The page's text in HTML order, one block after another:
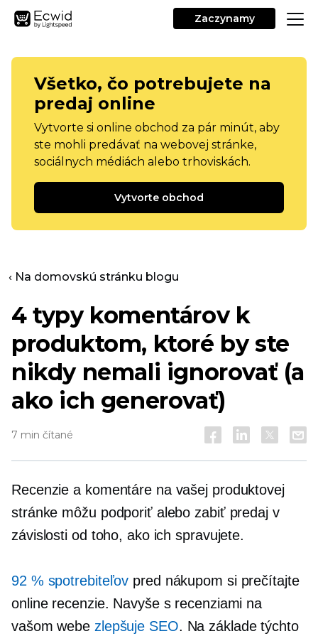
Zaczynamy
Všetko, čo potrebujete na
predaj online
Vytvorte si online obchod za pár minút, aby
ste mohli predávať na webovej stránke,
sociálnych médiách alebo trhoviskách.
Vytvorte obchod
‹ Na domovskú stránku blogu
4 typy komentárov k
produktom, ktoré by ste
nikdy nemali ignorovať (a
ako ich generovať)
7 min čítané
Recenzie a komentáre na vašej produktovej
stránke môžu podporiť alebo zabiť predaj v
závislosti od toho, ako ich spravujete.
92 % spotrebiteľov pred nákupom si prečítajte
online recenzie. Navyše s recenziami na
vašom webe zlepšuje SEO. Na základe týchto